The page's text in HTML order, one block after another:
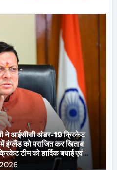
ने आईसीसी अंडर-19 क्रिकेट
को पराजित कर खिताब
टीम को हार्दिक बधाई एवं